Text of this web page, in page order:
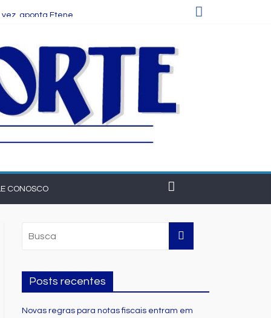
o setor na Bahia
CONOSCO
Posts recentes
Novas regras para notas fiscais entram em